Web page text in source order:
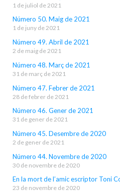
1 de juliol de 2021
Número 50. Maig de 2021
1 de juny de 2021
Número 49. Abril de 2021
2 de maig de 2021
Número 48. Març de 2021
31 de març de 2021
Número 47. Febrer de 2021
28 de febrer de 2021
Número 46. Gener de 2021
31 de gener de 2021
Número 45. Desembre de 2020
2 de gener de 2021
Número 44. Novembre de 2020
30 de novembre de 2020
En la mort de l’amic escriptor Toni
23 de novembre de 2020